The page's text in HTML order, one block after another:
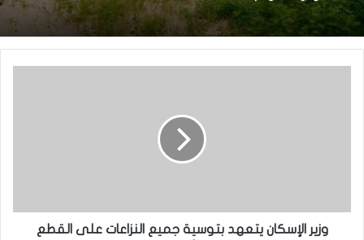
وزير الإسكان يتعهد بتوسية جميع النزاعات على القطع